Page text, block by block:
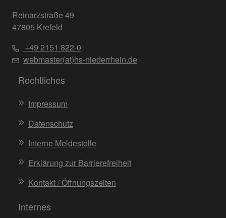
Reinarzstraße 49
47805 Krefeld
+49 2151 822-0
webmaster(at)hs-niederrhein.de
Rechtliches
Impressum
Datenschutz
Interne Meldestelle
Erklärung zur Barrierefreiheit
Kontakt / Öffnungszeiten
Internes